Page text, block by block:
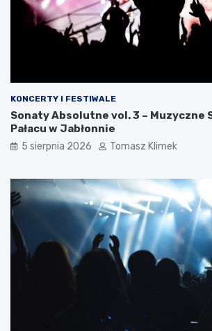
KONCERTY I FESTIWALE
Sonaty Absolutne vol. 3 – Muzyczne
Pałacu w Jabłonnie
5 sierpnia 2026 Tomasz Klimek